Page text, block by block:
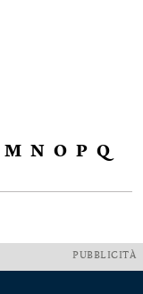
M N O P Q
PUBBLICITÀ